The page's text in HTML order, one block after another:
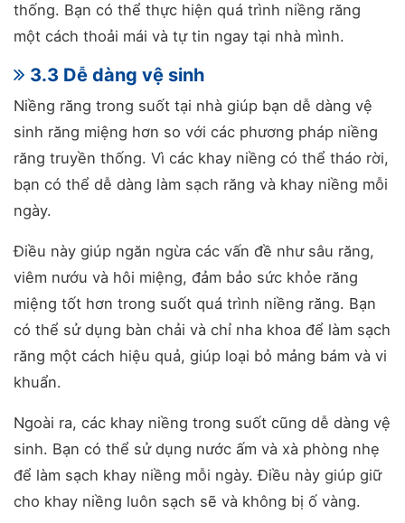
thống. Bạn có thể thực hiện quá trình niềng răng
một cách thoải mái và tự tin ngay tại nhà mình.
3.3 Dễ dàng vệ sinh
Niềng răng trong suốt tại nhà giúp bạn dễ dàng vệ
sinh răng miệng hơn so với các phương pháp niềng
răng truyền thống. Vì các khay niềng có thể tháo rời,
bạn có thể dễ dàng làm sạch răng và khay niềng mỗi
ngày.
Điều này giúp ngăn ngừa các vấn đề như sâu răng,
viêm nướu và hôi miệng, đảm bảo sức khỏe răng
miệng tốt hơn trong suốt quá trình niềng răng. Bạn
có thể sử dụng bàn chải và chỉ nha khoa để làm sạch
răng một cách hiệu quả, giúp loại bỏ mảng bám và vi
khuẩn.
Ngoài ra, các khay niềng trong suốt cũng dễ dàng vệ
sinh. Bạn có thể sử dụng nước ấm và xà phòng nhẹ
để làm sạch khay niềng mỗi ngày. Điều này giúp giữ
cho khay niềng luôn sạch sẽ và không bị ố vàng.